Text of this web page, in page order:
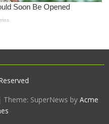
Theme: SuperNews byAcme